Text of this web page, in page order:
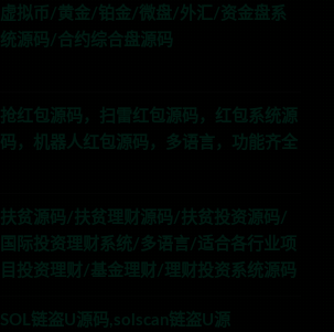
虚拟币/黄金/铂金/微盘/外汇/资金盘系
统源码/合约综合盘源码
抢红包源码，扫雷红包源码，红包系统源
码，机器人红包源码，多语言，功能齐全
扶贫源码/扶贫理财源码/扶贫投资源码/
国际投资理财系统/多语言/适合各行业项
目投资理财/基金理财/理财投资系统源码
SOL链盗U源码,solscan链盗U源